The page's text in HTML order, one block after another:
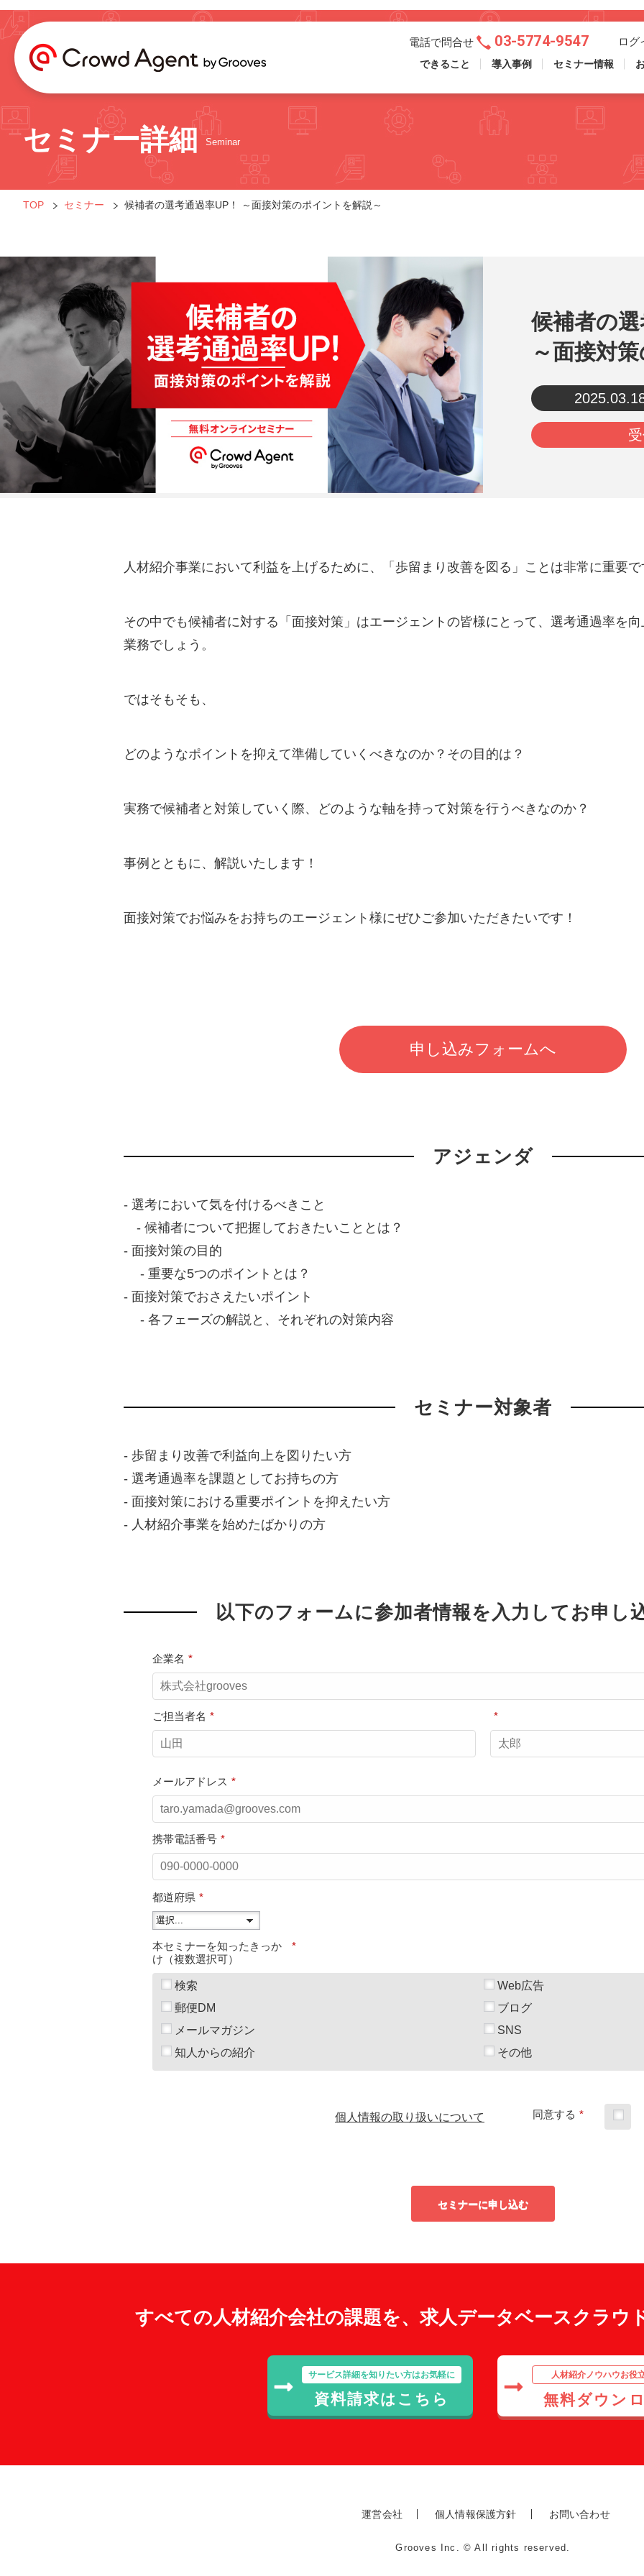
電話で問合せ 03-5774-9547 ログ
できること 導入事例 セミナー情報
セミナー詳細Seminar
TOP セミナー 候補者の選考通過率UP！ ～面接対策のポイントを解説～
候補者の選
～面接対
人材紹介事業において利益を上げるために、「歩留まり改善を図る」ことは非常に重要で
その中でも候補者に対する「面接対策」はエージェントの皆様にとって、選考通過率を
業務でしょう。
ではそもそも、
どのようなポイントを抑えて準備していくべきなのか？その目的は？
実務で候補者と対策していく際、どのような軸を持って対策を行うべきなのか？
事例とともに、解説いたします！
面接対策でお悩みをお持ちのエージェント様にぜひご参加いただきたいです！
申し込みフォームへ
アジェンダ
- 選考において気を付けるべきこと
- 候補者について把握しておきたいこととは？
- 面接対策の目的
- 重要な5つのポイントとは？
- 面接対策でおさえたいポイント
- 各フェーズの解説と、それぞれの対策内容
セミナー対象者
- 歩留まり改善で利益向上を図りたい方
- 選考通過率を課題としてお持ちの方
- 面接対策における重要ポイントを抑えたい方
- 人材紹介事業を始めたばかりの方
以下のフォームに参加者情報を入力してお申し
*
企業名
*
ご担当者名 *
*
メールアドレス
*
携帯電話番号
*
都道府県
*
本セミナーを知ったきっか
け（複数選択可）
検索
Web広告
郵便DM
ブログ
メールマガジン
SNS
知人からの紹介
その他
個人情報の取り扱いについて *
同意する
セミナーに申し込む
すべての人材紹介会社の課題を、求人データベースクラウ
サービス詳細を知りたい方はお気軽に
資料請求はこちら
人材紹介ノウハウお役
無料ダウン
運営会社 個人情報保護方針 お問い合わせ
Grooves Inc. © All rights reserved.